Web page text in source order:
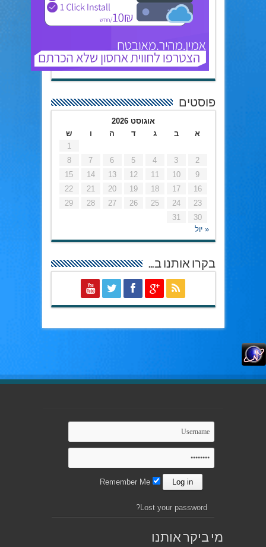
פוסטים
אוגוסט 2026
א
ב ג ד ה ו
ש
1
2
3
4
5
6
7
8
9
10
11
12
13
14
15
16
17
18
19
20
21
22
23
24
25
26
27
28
29
30
31
« יול
בקרו אותנו ב…
Lost your password?
מי ביקר אותנו